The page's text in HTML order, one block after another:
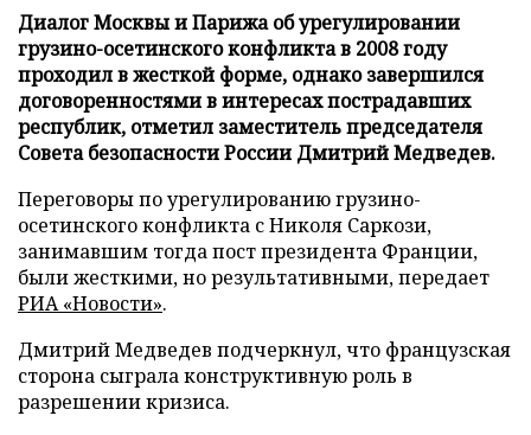
Диалог Москвы и Парижа об урегулировании
грузино-осетинского конфликта в 2008 году
проходил в жесткой форме, однако завершился
договоренностями в интересах пострадавших
республик, отметил заместитель председателя
Совета безопасности России Дмитрий Медведев.
Переговоры по урегулированию грузино-
осетинского конфликта с Николя Саркози,
занимавшим тогда пост президента Франции,
были жесткими, но результативными, передает
РИА «Новости».
Дмитрий Медведев подчеркнул, что французская
сторона сыграла конструктивную роль в
разрешении кризиса.